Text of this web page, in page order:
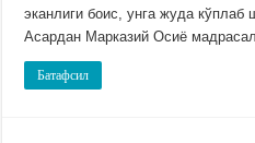
эканлиги боис, унга жуда кўплаб
Асардан Марказий Осиё
Батафсил